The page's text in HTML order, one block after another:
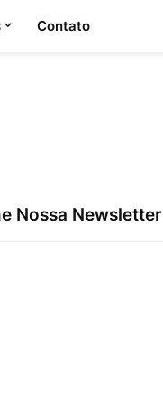
Contato
Nossa Newsletter